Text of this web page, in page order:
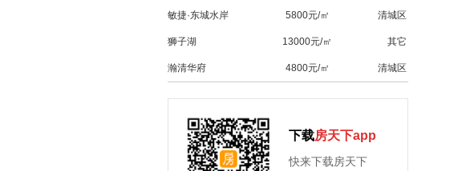
敏捷·东城水岸 5800元/㎡ 清城区
狮子湖 13000元/㎡ 其它
瀚清华府 4800元/㎡ 清城区
下载房天下app
快来下载房天下